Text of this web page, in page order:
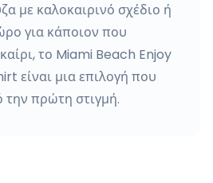
με καλοκαιρινό σχέδιο ή
για κάποιον που
το Miami Beach Enjoy
είναι μια επιλογή που
την πρώτη στιγμή.